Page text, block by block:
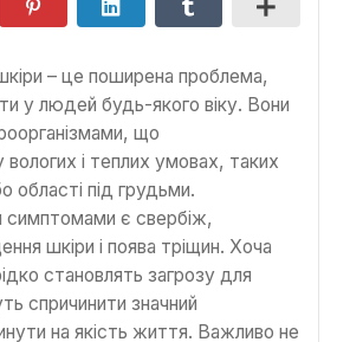
шкіри – це поширена проблема,
у людей будь-якого віку. Вони
що
і теплих умовах, таких
області під грудьми.
симптомами є свербіж,
шкіри і поява тріщин. Хоча
становлять загрозу для
спричинити значний
на якість життя. Важливо не